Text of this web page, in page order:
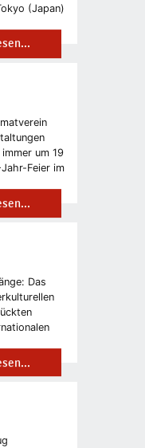
(Japan)
um 19
Feier im
Das